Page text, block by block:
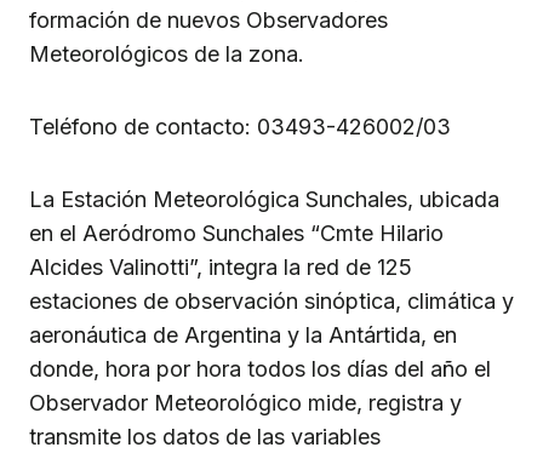
formación de nuevos Observadores
Meteorológicos de la zona.
Teléfono de contacto: 03493-426002/03
La Estación Meteorológica Sunchales, ubicada
en el Aeródromo Sunchales “Cmte Hilario
Alcides Valinotti”, integra la red de 125
estaciones de observación sinóptica, climática y
aeronáutica de Argentina y la Antártida, en
donde, hora por hora todos los días del año el
Observador Meteorológico mide, registra y
transmite los datos de las variables